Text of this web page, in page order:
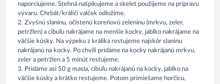
naporciujeme. Stehná našpikujeme a skelet použijeme na prípravu
vývaru. Chrbát/králičí valček odložíme.
2. Zvyšnú slaninu, očistenú koreňovú zeleninu (mrkvu, zeler,
petržlen) a cibuľu nakrájame na menšie kocky, jablko nakrájame na
väčšie kúsky. Na výpeku z králika restujeme najskôr slaninu
nakrájanú na kocky. Po chvíli pridáme na kocky nakrájanú mrkvu,
zeler a petržlen a 5 minút restujeme.
3. Pridáme asi 50 g masla, cibuľu nakrájanú na kocky, jablko na
väčšie kúsky a krátko restujeme. Potom primiešame horčicu,